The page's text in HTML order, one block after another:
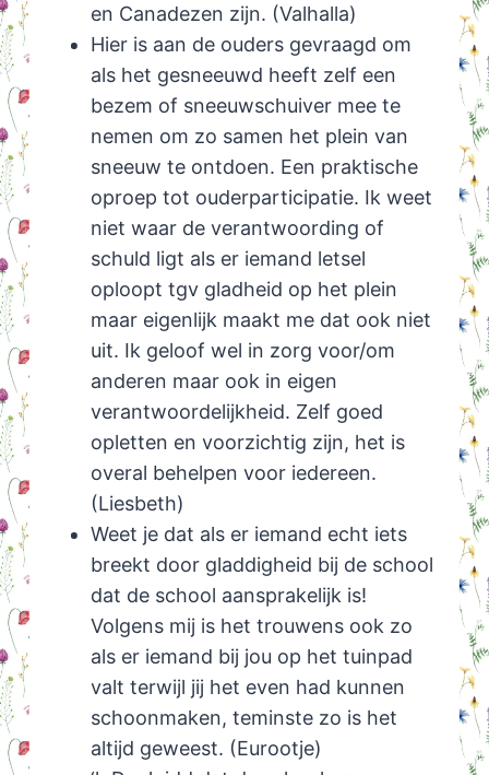
en Canadezen zijn. (Valhalla)
Hier is aan de ouders gevraagd om
als het gesneeuwd heeft zelf een
bezem of sneeuwschuiver mee te
nemen om zo samen het plein van
sneeuw te ontdoen. Een praktische
oproep tot ouderparticipatie. Ik weet
niet waar de verantwoording of
schuld ligt als er iemand letsel
oploopt tgv gladheid op het plein
maar eigenlijk maakt me dat ook niet
uit. Ik geloof wel in zorg voor/om
anderen maar ook in eigen
verantwoordelijkheid. Zelf goed
opletten en voorzichtig zijn, het is
overal behelpen voor iedereen.
(Liesbeth)
Weet je dat als er iemand echt iets
breekt door gladdigheid bij de school
dat de school aansprakelijk is!
Volgens mij is het trouwens ook zo
als er iemand bij jou op het tuinpad
valt terwijl jij het even had kunnen
schoonmaken, teminste zo is het
altijd geweest. (Eurootje)